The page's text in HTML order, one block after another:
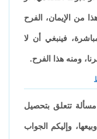
من الإيمان، الفرح
فينبغي أن لا
ومنه هذا الفرح.
تتعلق بتحصيل
وإليكم الجواب